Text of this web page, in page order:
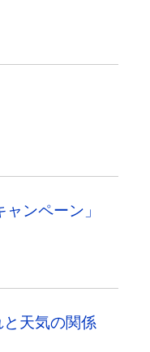
ンペーン」
天気の関係